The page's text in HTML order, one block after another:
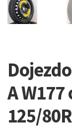
A W177
125/